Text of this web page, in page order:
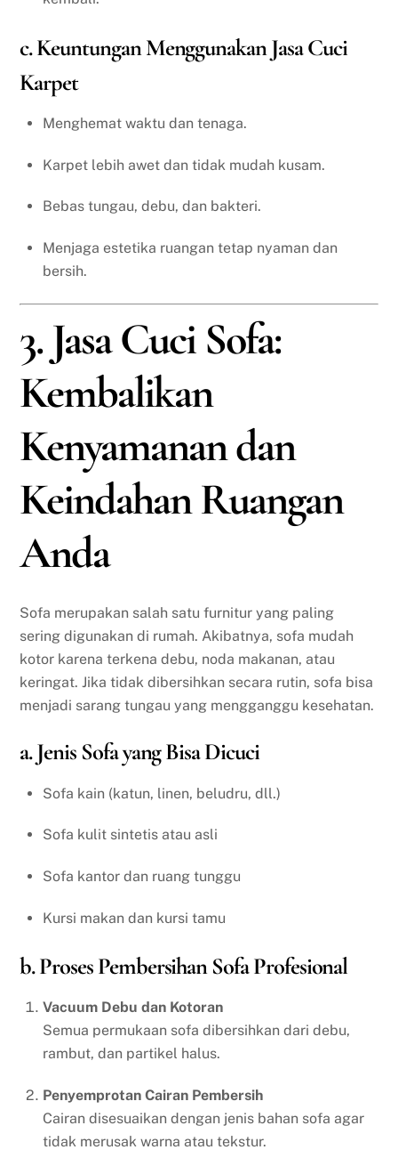
c. Keuntungan Menggunakan Jasa Cuci
Karpet
Menghemat waktu dan tenaga.
Karpet lebih awet dan tidak mudah kusam.
Bebas tungau, debu, dan bakteri.
Menjaga estetika ruangan tetap nyaman dan
bersih.
3. Jasa Cuci Sofa:
Kembalikan
Kenyamanan dan
Keindahan Ruangan
Anda
Sofa merupakan salah satu furnitur yang paling
sering digunakan di rumah. Akibatnya, sofa mudah
kotor karena terkena debu, noda makanan, atau
keringat. Jika tidak dibersihkan secara rutin, sofa bisa
menjadi sarang tungau yang mengganggu kesehatan.
a. Jenis Sofa yang Bisa Dicuci
Sofa kain (katun, linen, beludru, dll.)
Sofa kulit sintetis atau asli
Sofa kantor dan ruang tunggu
Kursi makan dan kursi tamu
b. Proses Pembersihan Sofa Profesional
Vacuum Debu dan Kotoran
Semua permukaan sofa dibersihkan dari debu,
rambut, dan partikel halus.
Penyemprotan Cairan Pembersih
Cairan disesuaikan dengan jenis bahan sofa agar
tidak merusak warna atau tekstur.